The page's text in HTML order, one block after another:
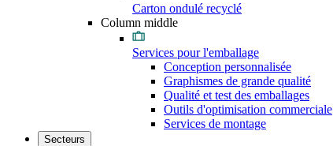
Carton ondulé recyclé
Column middle
Services pour l'emballage
Conception personnalisée
Graphismes de grande qualité
Qualité et test des emballages
Outils d'optimisation commerciale
Services de montage
Secteurs